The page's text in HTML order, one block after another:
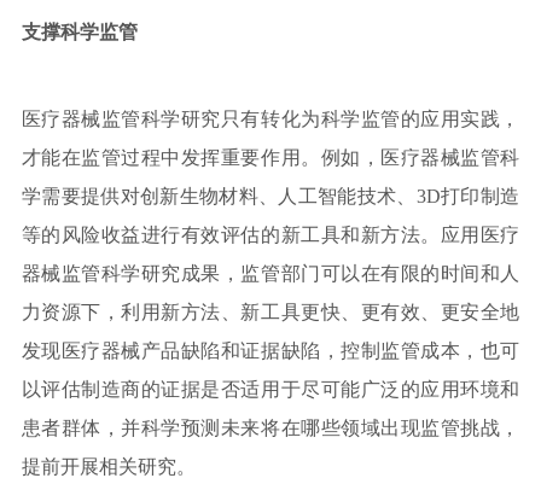
支撑科学监管
医疗器械监管科学研究只有转化为科学监管的应用实践，
才能在监管过程中发挥重要作用。例如，医疗器械监管科
学需要提供对创新生物材料、人工智能技术、3D打印制造
等的风险收益进行有效评估的新工具和新方法。应用医疗
器械监管科学研究成果，监管部门可以在有限的时间和人
力资源下，利用新方法、新工具更快、更有效、更安全地
发现医疗器械产品缺陷和证据缺陷，控制监管成本，也可
以评估制造商的证据是否适用于尽可能广泛的应用环境和
患者群体，并科学预测未来将在哪些领域出现监管挑战，
提前开展相关研究。